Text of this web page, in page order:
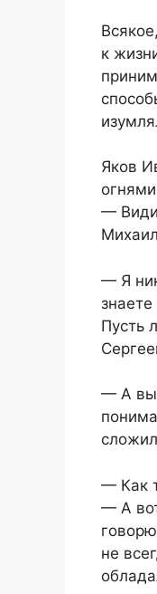
к
Яков
—
— Я
Пусть
— А вы
— Как
— А
не